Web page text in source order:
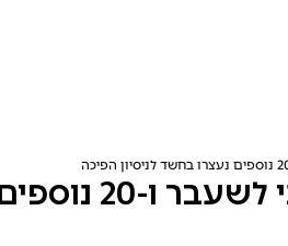
נסיך הכתר